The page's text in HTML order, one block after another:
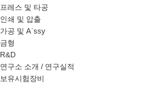
프레스 및 타공
인쇄 및 압출
가공 및 A`ssy
금형
R&D
연구소 소개 / 연구실적
보유시험장비